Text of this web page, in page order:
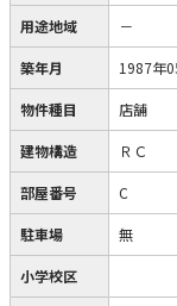
用途地域 －
築年月 1987年
物件種目 店舗
建物構造 ＲＣ
部屋番号 C
駐車場 無
小学校区